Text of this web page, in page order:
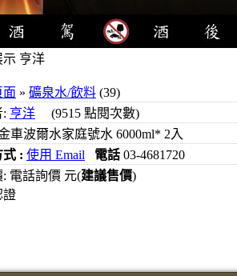
示 亨洋
面 » 礦泉水/飲料 (39)
: 亨洋 (9515 點閱次數)
車波爾水家庭號水 6000ml* 2入
式 : 使用 Email 電話 03-4681720
電話詢價 元(建議售價)
證